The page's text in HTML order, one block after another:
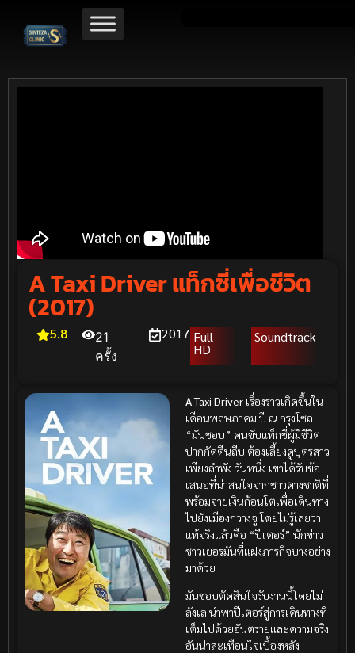
A Taxi Driver แท็กซี่เพื่อชีวิต
(2017)
5.8
21
ครั้ง
2017 Full
HD
Soundtrack
A Taxi Driver เรื่องราวเกิดขึ้นใน
เดือนพฤษภาคม ปี ณ กรุงโซล
“มันซอบ” คนขับแท็กซี่ผู้มีชีวิต
ปากกัดตีนถีบ ต้องเลี้ยงดูบุตรสาว
เพียงลำพัง วันหนึ่ง เขาได้รับข้อ
เสนอที่น่าสนใจจากชาวต่างชาติที่
พร้อมจ่ายเงินก้อนโตเพื่อเดินทาง
ไปยังเมืองกวางจู โดยไม่รู้เลยว่า
แท้จริงแล้วคือ “ปีเตอร์” นักข่าว
ชาวเยอรมันที่แฝงภารกิจบางอย่าง
มาด้วย
มันซอบตัดสินใจรับงานนี้โดยไม่
ลังเล นำพาปีเตอร์สู่การเดินทางที่
เต็มไปด้วยอันตรายและความจริง
อันน่าสะเทือนใจเบื้องหลัง